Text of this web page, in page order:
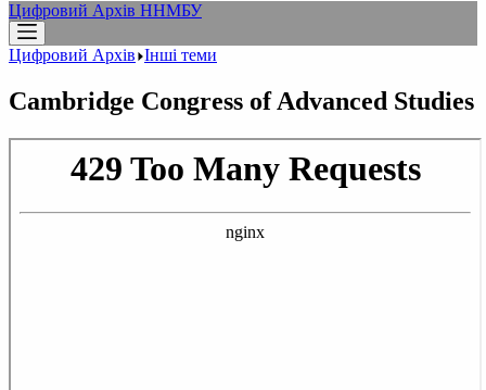
Цифровий Архів ННМБУ
Цифровий Архів Інші теми
Cambridge Congress of Advanced Studies